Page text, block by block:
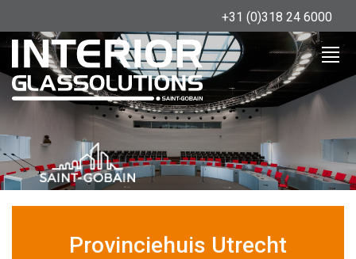
+31 (0)318 24 6000
Provinciehuis Utrecht